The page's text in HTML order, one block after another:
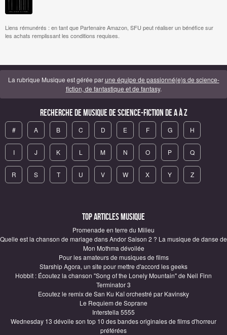
Liens rémunérés : en tant que Partenaire Amazon, SFU peut réaliser un bénéfice sur
les achats remplissant les conditions requises.
La rubrique Musique est gérée parune équipe de passionné(e)s de science-
fiction, de fantastique et de fantasy.
Recherche de Musique de science-fiction de A à Z
# A B C D E F G H
I J K L M N O P Q
R S T U V W X Y Z
Top articles Musique
Promenade en terre du Milieu
Quelle est la chanson de mariage dans Andor Saison 2 ? La musique de danse de
Mon Mothma dévoilée
Pour les amateurs de musiques de films
Starship Agora, un site pour mettre d'accord les geeks
Hobbit : Écoutez la chanson "Song of the Lonely Mountain" de Neil Finn
Terminator 3
Ecoutez le remix de San Ku Kaï orchestré par Kavinsky
Le Requiem de Soprane
Interstella 5555
Wednesday 13 dévoile son top 10 des bandes originales de films d'horreur
préférées